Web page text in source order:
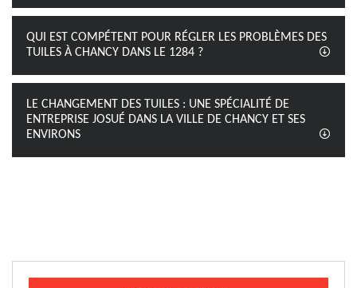
QUI EST COMPÉTENT POUR RÉGLER LES PROBLÈMES DES
TUILES À CHANCY DANS LE 1284 ?
LE CHANGEMENT DES TUILES : UNE SPÉCIALITÉ DE
ENTREPRISE JOSUÉ DANS LA VILLE DE CHANCY ET SES
ENVIRONS